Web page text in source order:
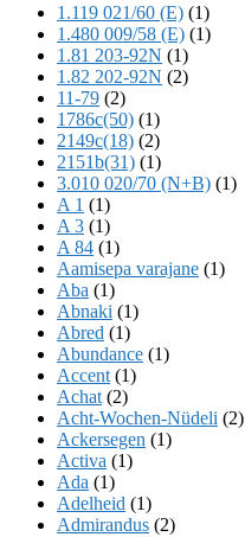
1.119 021/60 (E) (1)
1.480 009/58 (E) (1)
1.81 203-92N (1)
1.82 202-92N (2)
11-79 (2)
1786c(50) (1)
2149c(18) (2)
2151b(31) (1)
3.010 020/70 (N+B) (1)
A 1 (1)
A 3 (1)
A 84 (1)
Aamisepa varajane (1)
Aba (1)
Abnaki (1)
Abred (1)
Abundance (1)
Accent (1)
Achat (2)
Acht-Wochen-Nüdeli (2)
Ackersegen (1)
Activa (1)
Ada (1)
Adelheid (1)
Admirandus (2)